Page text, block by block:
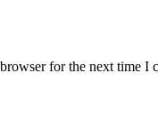
for the next time I